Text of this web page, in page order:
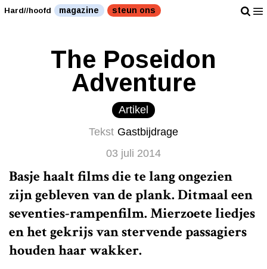
Hard//hoofd magazine steun ons
The Poseidon
Adventure
Artikel
Tekst Gastbijdrage
03 juli 2014
Basje haalt films die te lang ongezien
zijn gebleven van de plank. Ditmaal een
seventies-rampenfilm. Mierzoete liedjes
en het gekrijs van stervende passagiers
houden haar wakker.